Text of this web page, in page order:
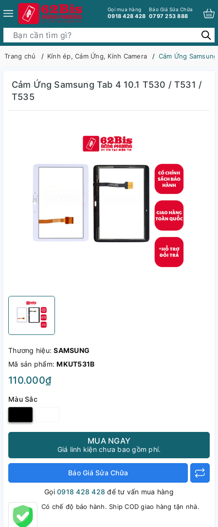
Gọi mua hàng
0918 428 428
Báo Giá Sửa Chữa
0797 253 888
Trang chủ Kính ép, Cảm Ứng, Kính Camera Cảm Ứng
Cảm Ứng Samsung Tab 4 10.1 T530 / T531 /
T535
Thương hiệu:SAMSUNG
Mã sản phẩm:MKUT531B
110.000₫
Màu Sắc
MUA NGAY
Giá linh kiện chưa bao gồm phí.
Báo Giá Sửa Chữa
Gọi0918 428 428 để tư vấn mua hàng
Có chế độ bảo hành. Ship COD giao hàng tận nhà.